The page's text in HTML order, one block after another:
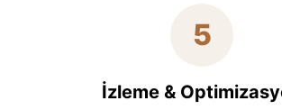
5
İzleme &